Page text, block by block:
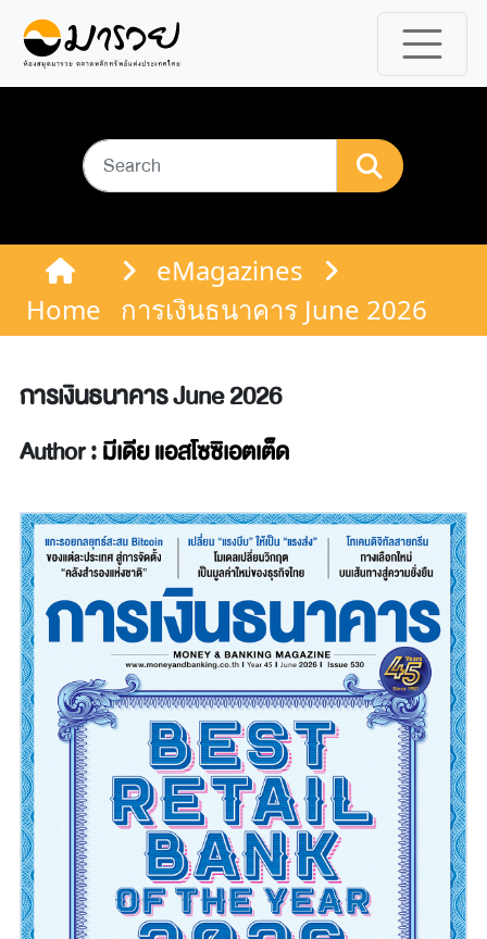
Home
eMagazines
การเงินธนาคาร June 2026
การเงินธนาคาร June 2026
Author :มีเดีย แอสโซซิเอตเต็ด